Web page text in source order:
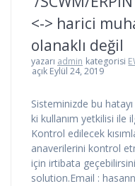
<-> harici
olanaklı değil
yazarı admin kategorisi
açık Eylül 24, 2019
Sisteminizde bu
ki kullanım yetkilisi ile
Kontrol edilecek
anaverilerini kontrol
için irtibata
solution.Email :